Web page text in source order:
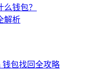
么钱包？
解析
钱包找回全攻略